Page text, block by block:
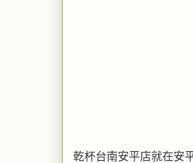
乾杯台南安平店就在安